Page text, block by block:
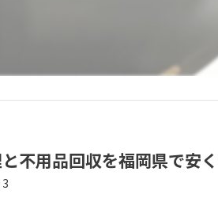
不用品回収を福岡県で安